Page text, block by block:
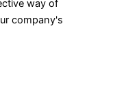
way of
company's